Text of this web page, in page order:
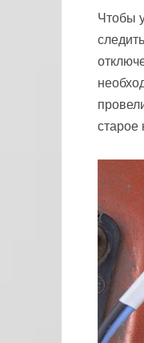
Чтобы
старое